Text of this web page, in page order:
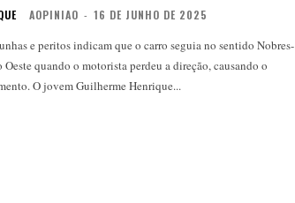
AOPINIAO - 16 DE JUNHO DE 2025
e peritos indicam que o carro seguia no sentido Nobres-
Oeste quando o motorista perdeu a direção, causando o
O jovem Guilherme Henrique...